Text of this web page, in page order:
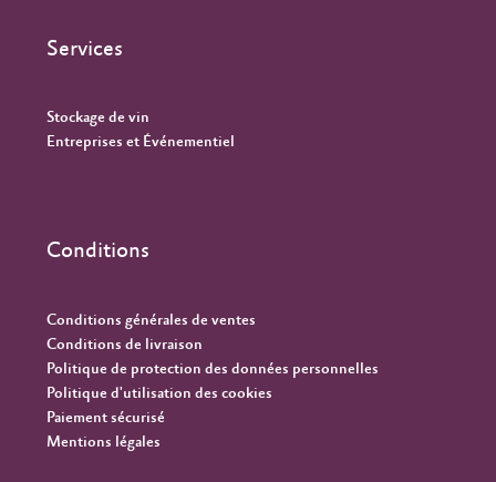
Services
Stockage de vin
Entreprises et Événementiel
Conditions
Conditions générales de ventes
Conditions de livraison
Politique de protection des données personnelles
Politique d'utilisation des cookies
Paiement sécurisé
Mentions légales